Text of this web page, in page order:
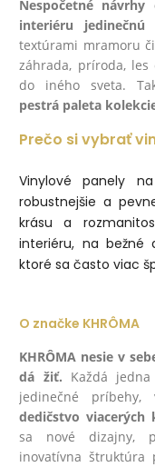
Nespočetné
interiéru jedinečnú
textúrami mramoru
záhrada, príroda,
do iného sveta.
pestrá paleta
Prečo si vybrať
Vinylové panely
robustnejšie a
krásu a
interiéru, na bežné
ktoré sa často viac
O značke KHRÔMA
KHRÔMA nesie v
dá žiť. Každá
jedinečné príbehy,
dedičstvo viacerých
sa nové dizajny,
inovatívna štruktúra